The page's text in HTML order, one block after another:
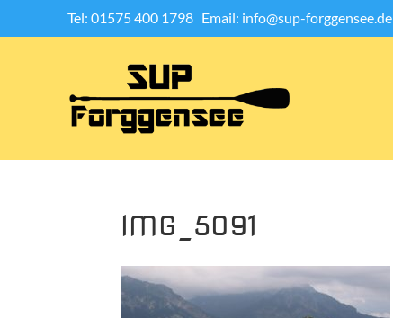
Tel: 01575 400 1798 Email: info@sup-forggensee.de
IMG_5091